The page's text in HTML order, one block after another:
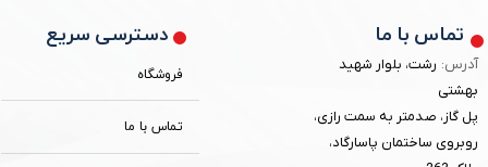
دسترسی سریع
فروشگاه
تماس با ما
تماس با ما
آدرس: رشت، بلوار شهید
بهشتی
پل گاز، صدمتر به سمت رازی،
روبروی ساختمان پاسارگاد،